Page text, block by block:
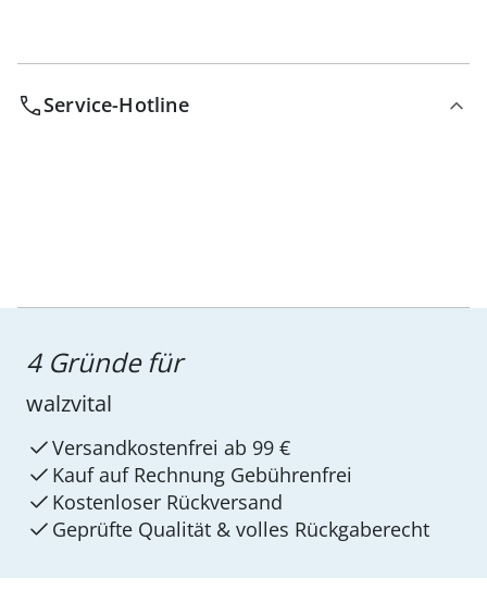
Service-Hotline
4 Gründe für
walzvital
Versandkostenfrei ab 99 €
Kauf auf Rechnung Gebührenfrei
Kostenloser Rückversand
Geprüfte Qualität & volles Rückgaberecht